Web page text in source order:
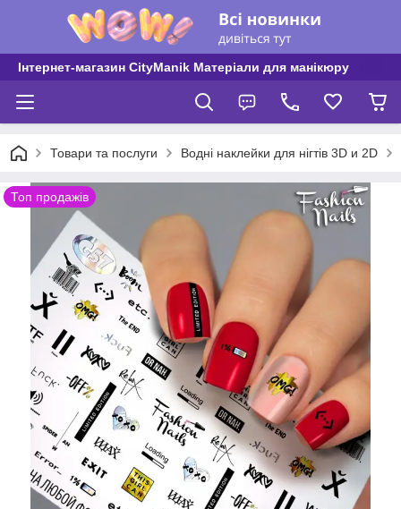
Інтернет-магазин CityManik Матеріали для манікюру
Товари та послуги Водні наклейки для нігтів 3D и 2D
Топ продажів